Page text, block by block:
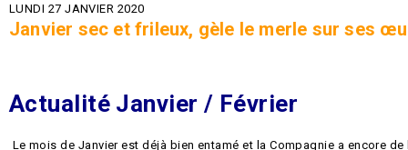
LUNDI 27 JANVIER 2020
Janvier sec et frileux, gèle le merle sur ses
Actualité Janvier / Février
Le mois de Janvier est déjà bien entamé et la Compagnie a encore